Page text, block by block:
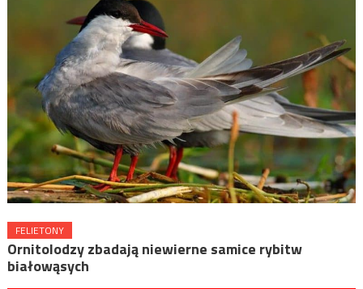
FELIETONY
Ornitolodzy zbadają niewierne samice rybitw
białowąsych